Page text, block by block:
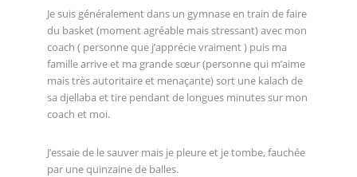
Je suis généralement dans un gymnase en train de faire
du basket (moment agréable mais stressant) avec mon
coach ( personne que j’apprécie vraiment ) puis ma
famille arrive et ma grande sœur (personne qui m’aime
mais très autoritaire et menaçante) sort une kalach de
sa djellaba et tire pendant de longues minutes sur mon
coach et moi.
J’essaie de le sauver mais je pleure et je tombe, fauchée
par une quinzaine de balles.